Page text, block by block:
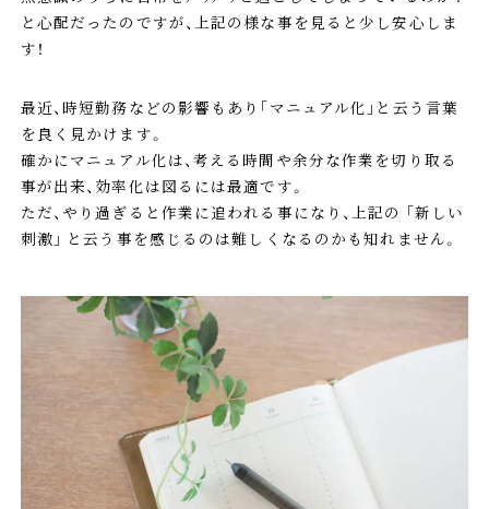
と心配だったのですが、上記の様な事を見ると少し安心しま
す！
最近、時短勤務などの影響もあり｢マニュアル化｣と云う言葉
を良く見かけます。
確かにマニュアル化は、考える時間や余分な作業を切り取る
事が出来、効率化は図るには最適です。
ただ、やり過ぎると作業に追われる事になり、上記の ｢新しい
刺激｣ と云う事を感じるのは難しくなるのかも知れません。